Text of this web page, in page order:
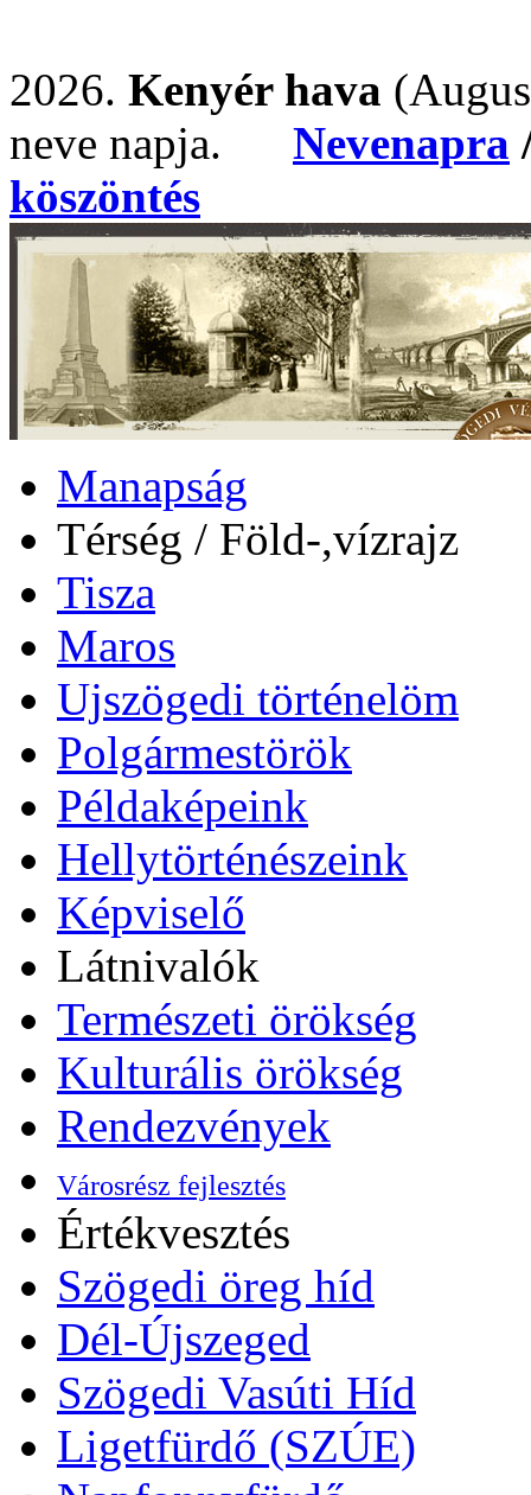
2026. Kenyér hava
neve napja. Nevenapra
köszöntés
Manapság
Térség / Föld-,vízrajz
Tisza
Maros
Ujszögedi történelöm
Polgármestörök
Példaképeink
Hellytörténészeink
Képviselő
Látnivalók
Természeti örökség
Kulturális örökség
Rendezvények
Városrész fejlesztés
Értékvesztés
Szögedi öreg híd
Dél-Újszeged
Szögedi Vasúti Híd
Ligetfürdő (SZÚE)